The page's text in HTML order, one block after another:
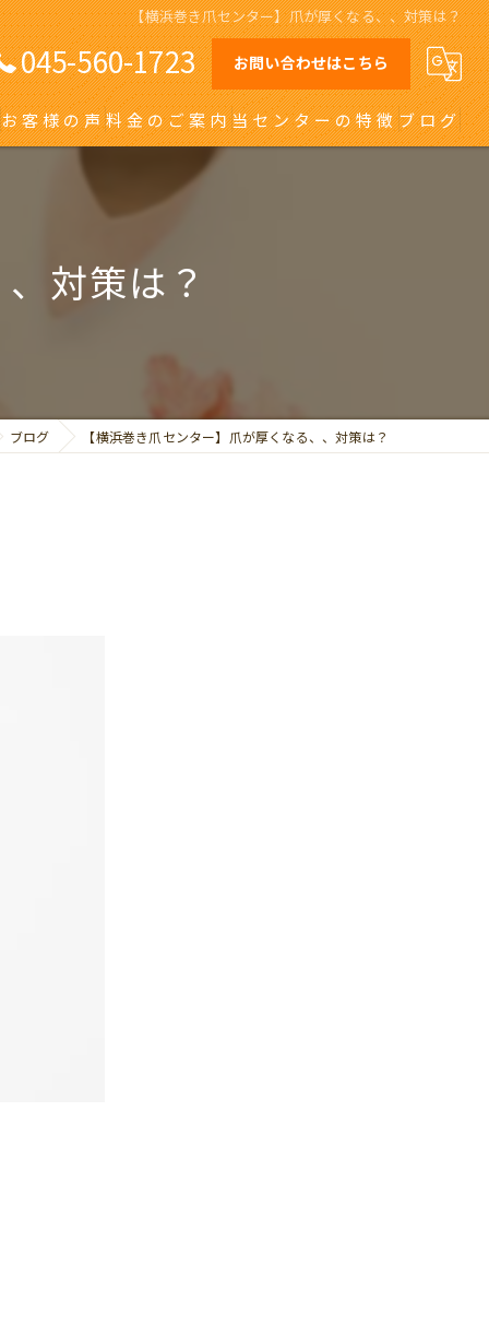
【横浜巻き爪センター】爪が厚くなる、、対策は？
045-560-1723 お問い合わせはこちら
お客様の声料金のご案内当センターの特徴ブログ
対策は？
ブログ 【横浜巻き爪センター】爪が厚くなる、、対策は？